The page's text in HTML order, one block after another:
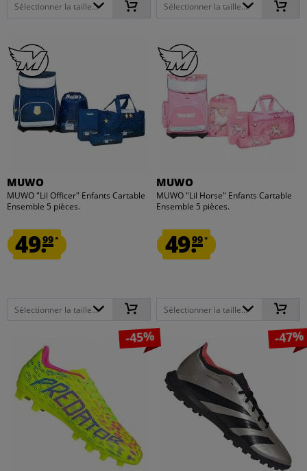
Sélectionner la taille... Sélectionner la taille...
MUWO
MUWO "Lil Officer" Enfants Cartable
Ensemble 5 pièces.
49.99*
Sélectionner la taille...
MUWO
MUWO "Lil Horse" Enfants Cartable
Ensemble 5 pièces.
49.99*
Sélectionner la taille...
-45% -47%